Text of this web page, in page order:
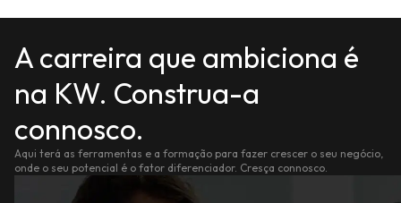
A carreira que ambiciona é
na KW. Construa-a
connosco.
Aqui terá as ferramentas e a formação para fazer crescer o seu negócio,
onde o seu potencial é o fator diferenciador. Cresça connosco.